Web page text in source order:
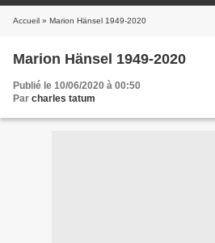
Accueil » Marion Hänsel 1949-2020
Marion Hänsel 1949-2020
Publié le 10/06/2020 à 00:50
Par charles tatum